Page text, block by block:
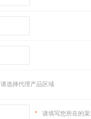
请选择代理产品区域
* 请填写您所在的